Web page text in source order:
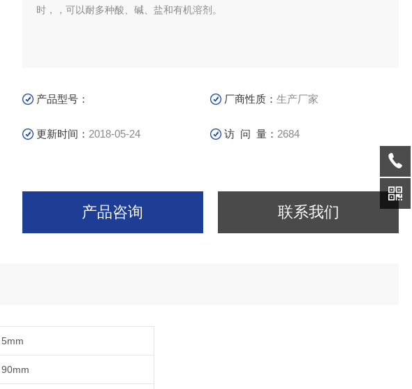
时，，可以耐多种酸、碱、盐和有机溶剂。
产品型号： 厂商性质：生产厂家
更新时间： 2018-05-24 访 问 量： 2684
产品咨询 联系我们
5mm
90mm